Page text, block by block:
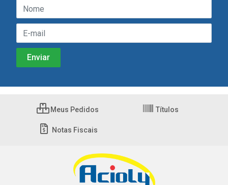
Meus Pedidos Títulos
Notas Fiscais